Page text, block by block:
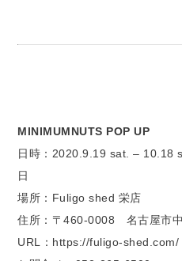
MINIMUMNUTS POP UP
日時：2020.9.19 sat. –
日
場所：Fuligo shed 栄店
住所：〒460-0008 名古屋市
URL：https://fuligo-shed.com/